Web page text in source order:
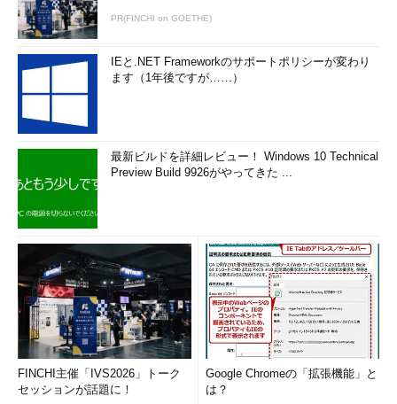
PR(FINCHI on GOETHE)
IEと.NET Frameworkのサポートポリシーが変わり
ます（1年後ですが……）
最新ビルドを詳細レビュー！ Windows 10 Technical
Preview Build 9926がやってきた ...
FINCHI主催「IVS2026」トーク
セッションが話題に！
Google Chromeの「拡張機能」と
は？